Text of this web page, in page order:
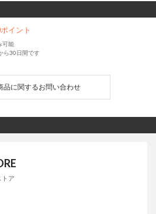
ポイント
可能
ら30日間です
品に関するお問い合わせ
トア